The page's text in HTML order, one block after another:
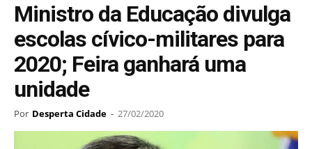
Ministro da Educação divulga
escolas cívico-militares para
2020; Feira ganhará uma
unidade
Por Desperta Cidade - 27/02/2020